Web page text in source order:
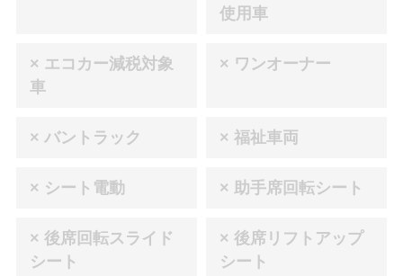
使用車
× エコカー減税対象
車
× ワンオーナー
× バントラック × 福祉車両
× シート電動 × 助手席回転シート
× 後席回転スライド
シート
× 後席リフトアップ
シート